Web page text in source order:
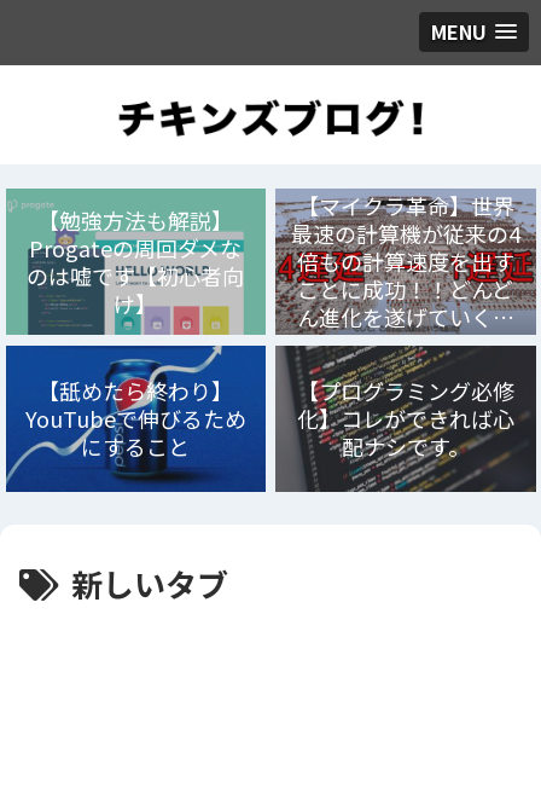
MENU
【勉強方法も解説】
Progateの周回ダメな
のは嘘です【初心者向
け】
【マイクラ革命】世界
最速の計算機が従来の4
倍もの計算速度を出す
ことに成功！！どんど
ん進化を遂げていく…
【舐めたら終わり】
YouTubeで伸びるため
にすること
【プログラミング必修
化】コレができれば心
配ナシです。
新しいタブ